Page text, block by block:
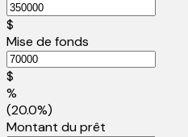
$
Mise de fonds
$
%
(20.0%)
Montant du prêt